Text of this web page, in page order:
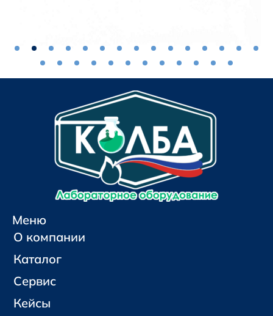
Меню
О компании
Каталог
Сервис
Кейсы